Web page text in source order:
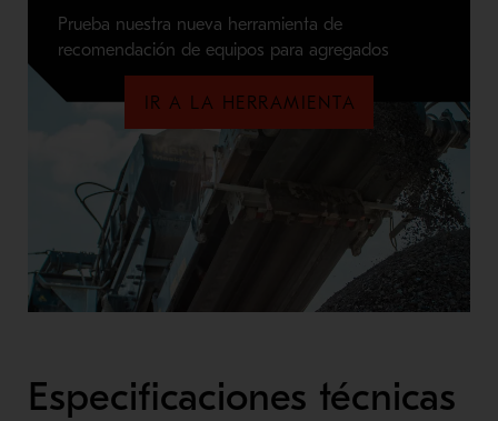
Prueba nuestra nueva herramienta de
recomendación de equipos para agregados
IR A LA HERRAMIENTA
Especificaciones técnicas